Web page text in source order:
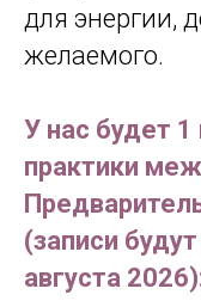
для энергии,
желаемого.
У нас будет
практики
(записи
августа